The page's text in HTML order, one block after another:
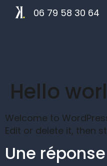
06 79 58 30 64
Hello
Welcome to
Edit or delete it, then
Une réponse